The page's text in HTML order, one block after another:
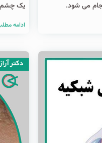
می شود.
یک چشم
ادامه